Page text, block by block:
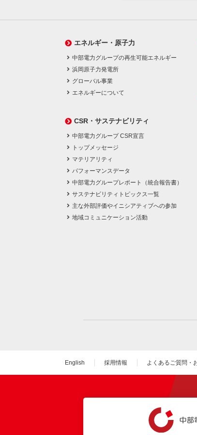
エネルギー・原子力
中部電力グループの再生可能エネルギー
浜岡原子力発電所
グローバル事業
エネルギーについて
CSR・サステナビリティ
中部電力グループ CSR宣言
トップメッセージ
マテリアリティ
パフォーマンスデータ
中部電力グループレポート（統合報告書）
サステナビリティトピックス一覧
主な外部評価やイニシアティブへの参加
地域コミュニケーション活動
English 採用情報 よくあるご質問・